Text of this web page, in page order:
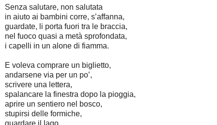
Senza salutare, non salutata
in aiuto ai bambini corre, s’affanna,
guardate, li porta fuori tra le braccia,
nel fuoco quasi a metà sprofondata,
i capelli in un alone di fiamma.
E voleva comprare un biglietto,
andarsene via per un po’,
scrivere una lettera,
spalancare la finestra dopo la pioggia,
aprire un sentiero nel bosco,
stupirsi delle formiche,
guardare il lago